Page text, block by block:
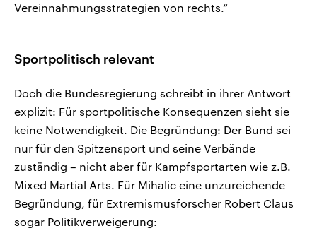
Vereinnahmungsstrategien von rechts.“
Sportpolitisch relevant
Doch die Bundesregierung schreibt in ihrer Antwort
explizit: Für sportpolitische Konsequenzen sieht sie
keine Notwendigkeit. Die Begründung: Der Bund sei
nur für den Spitzensport und seine Verbände
zuständig – nicht aber für Kampfsportarten wie z.B.
Mixed Martial Arts. Für Mihalic eine unzureichende
Begründung, für Extremismusforscher Robert Claus
sogar Politikverweigerung: